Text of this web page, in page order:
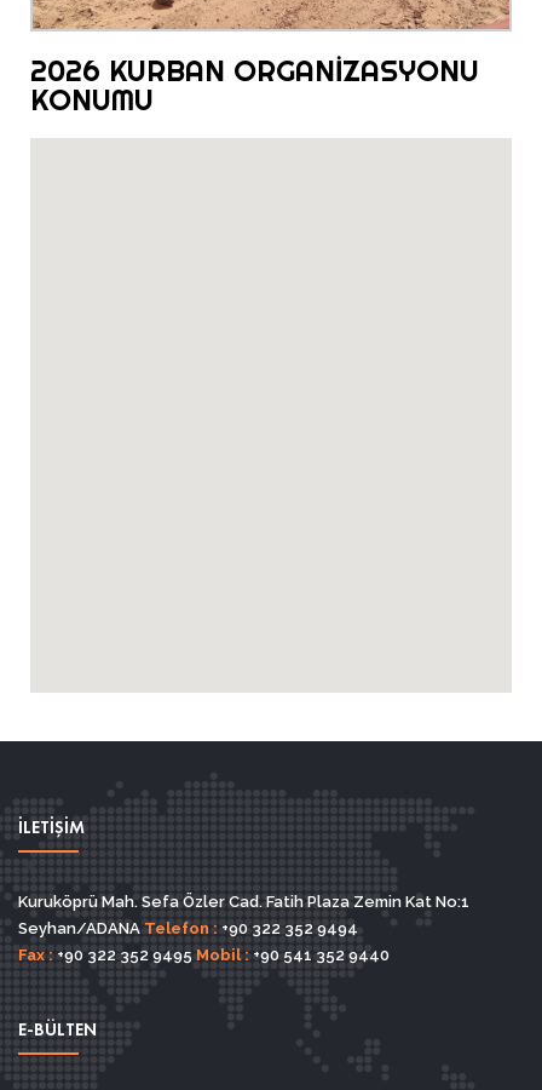
2026 KURBAN ORGANİZASYONU
KONUMU
İLETİŞİM
Kuruköprü Mah. Sefa Özler Cad. Fatih Plaza Zemin Kat No:1
Seyhan/ADANA Telefon : +90 322 352 9494
Fax : +90 322 352 9495 Mobil : +90 541 352 9440
E-BÜLTEN